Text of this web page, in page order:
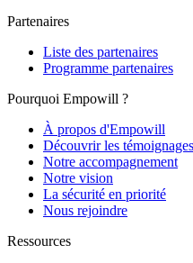
Partenaires
Liste des partenaires
Programme partenaires
Pourquoi Empowill ?
À propos d'Empowill
Découvrir les témoignages
Notre accompagnement
Notre vision
La sécurité en priorité
Nous rejoindre
Ressources